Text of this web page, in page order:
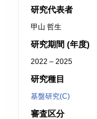
研究代表者
甲山 哲生
研究期間 (年度)
2022 – 2025
研究種目
基盤研究(C)
審査区分